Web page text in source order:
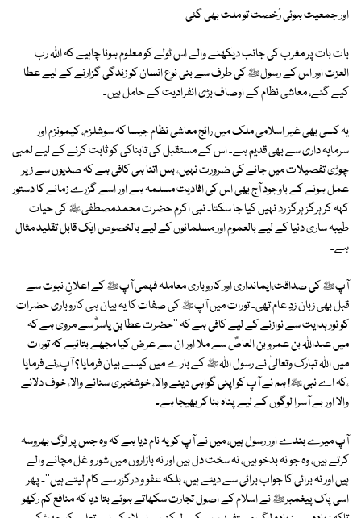
اور جمعیت ہوئی رْخصت تو ملت بھی گئی
بات بات پر مغرب کی جانب دیکھنے والے اس ٹولے کو معلوم ہونا چاہیے کہ اﷲ رب
العزت اور اس کے رسولﷺ کی طرف سے بنی نوع انسان کو زندگی گزارنے کے لیے عطا
کیے گئے، معاشی نظام کے اوصاف بڑی انفرادیت کے حامل ہیں۔
یہ کسی بھی غیر اسلامی ملک میں رائج معاشی نظام جیسا کہ سوشلزم، کیمونزم اور
سرمایہ داری سے بھی قدیم ہے۔ اس کے مستقبل کی تابناکی کو ثابت کرنے کے لیے لمبی
چوڑی تفصیلات میں جانے کی ضرورت نہیں، بس اتنا ہی کافی ہے کہ صدیوں سے زیر
عمل ہونے کے باوجود آج بھی اس کی افادیت مسلمہ ہے اور اسے گزرے زمانے کا دستور
کہہ کر ہرگز ہرگز رد نہیں کیا جا سکتا۔ نبی اکرم حضرت محمدمصطفیﷺ کی حیات
طیبہ ساری دنیا کے لیے بالعموم اور مسلمانوں کے لیے بالخصوص ایک قابل تقلید مثال
ہے۔
آپﷺ کی صداقت،ایمانداری اور کاروباری معاملہ فہمی آپﷺ کے اعلانِ نبوت سے
قبل بھی زبان زدِ عام تھی۔ تورات میں آپﷺ کی صفات کا یہ بیان ہی کاروباری حضرات
کو نور ہدایت سے نوازنے کے لیے کافی ہے کہ ''حضرت عطا بن یاسرؓ سے مروی ہے کہ
میں عبداللہ بن عمرو بن العاصؓ سے ملا اور ان سے عرض کیا مجھے بتائیے کہ تورات
میں اﷲ تبارک وتعالیٰ نے رسول اﷲﷺ کے بارے میں کیسے بیان فرمایا ؟ آپ ؓ نے فرمایا
،کہ اے نبیﷺ! ہم نے آپ کو اپنی گواہی دینے والا، خوشخبری سنانے والا، خوف دلانے
والا اور بے آسرا لوگوں کے لیے پناہ بنا کر بھیجا ہے۔
آپ میرے بندے اور رسول ہیں، میں نے آپ کو یہ نام دیا ہے کہ وہ جس پر لوگ بھروسہ
کرتے ہیں، وہ جو نہ بدخو ہیں، نہ سخت دل ہیں اور نہ بازاروں میں شور و غل مچانے والے
ہیں اور نہ برائی کا جواب برائی سے دیتے ہیں، بلکہ عفو و درگزر سے کام لیتے ہیں''۔ پھر
اسی پاک پیغمبرﷺ نے اسلام کے اصول تجارت سکھاتے ہوئے بتا دیا کہ منافع کم رکھو